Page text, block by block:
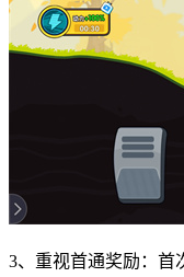
3、重视首通奖励：首